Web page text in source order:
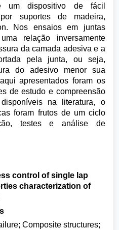
um dispositivo de fácil
suportes de madeira,
Nos ensaios em juntas
relação inversamente
da camada adesiva e a
pela junta, ou seja,
do adesivo menor sua
apresentados foram os
de estudo e compreensão
na literatura, o
foram frutos de um ciclo
testes e análise de
control of single lap
characterization of
Composite structures;